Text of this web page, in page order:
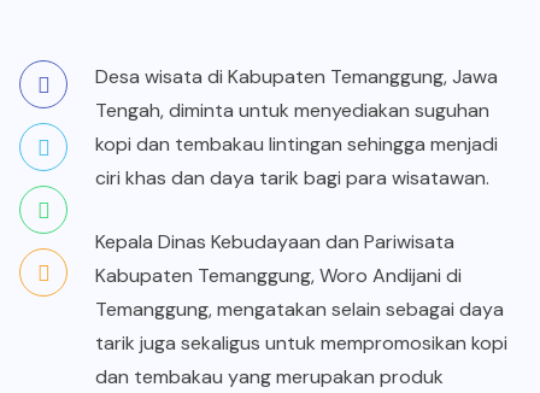
Desa wisata di Kabupaten Temanggung, Jawa
Tengah, diminta untuk menyediakan suguhan
kopi dan tembakau lintingan sehingga menjadi
ciri khas dan daya tarik bagi para wisatawan.
Kepala Dinas Kebudayaan dan Pariwisata
Kabupaten Temanggung, Woro Andijani di
Temanggung, mengatakan selain sebagai daya
tarik juga sekaligus untuk mempromosikan kopi
dan tembakau yang merupakan produk